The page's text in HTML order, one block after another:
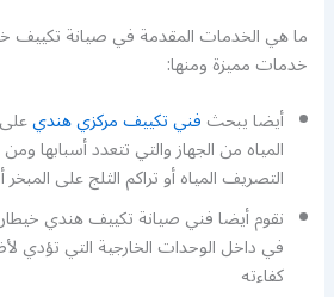
ما هي الخدمات المقدمة في صيانة تكييف
خدمات مميزة ومنها:
أيضا يبحثفني تكييف مركزي هندي
المياه من الجهاز والتي تتعدد أسبابها
التصريف المياه أو تراكم الثلج على
نقوم أيضا فني صيانة تكييف هندي
في داخل الوحدات الخارجية التي تؤدي
كفاءته